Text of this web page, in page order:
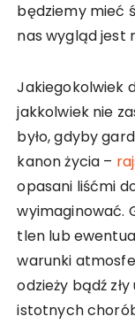
będziemy mieć
nas wygląd jest
Jakiegokolwiek
jakkolwiek nie
było, gdyby
kanon życia –
opasani liśćmi
wyimaginować.
tlen lub
warunki
odzieży bądź
istotnych